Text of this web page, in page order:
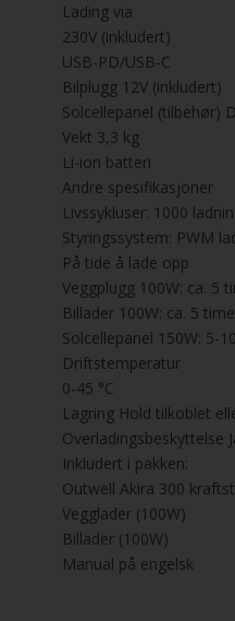
Lading via
230V (inkludert)
USB-PD/USB-C
Bilplugg 12V (inkludert)
Solcellepanel (tilbehør)
Vekt 3,3 kg
Li-ion batteri
Andre spesifikasjoner
Livssykluser: 1000
Styringssystem: PWM
På tide å lade opp
Veggplugg 100W: ca. 5
Billader 100W: ca. 5
Solcellepanel 150W: 5-
Driftstemperatur
0-45 °C
Lagring Hold tilkoblet
Overladingsbeskyttelse
Inkludert i pakken:
Outwell Akira 300
Vegglader (100W)
Billader (100W)
Manual på engelsk